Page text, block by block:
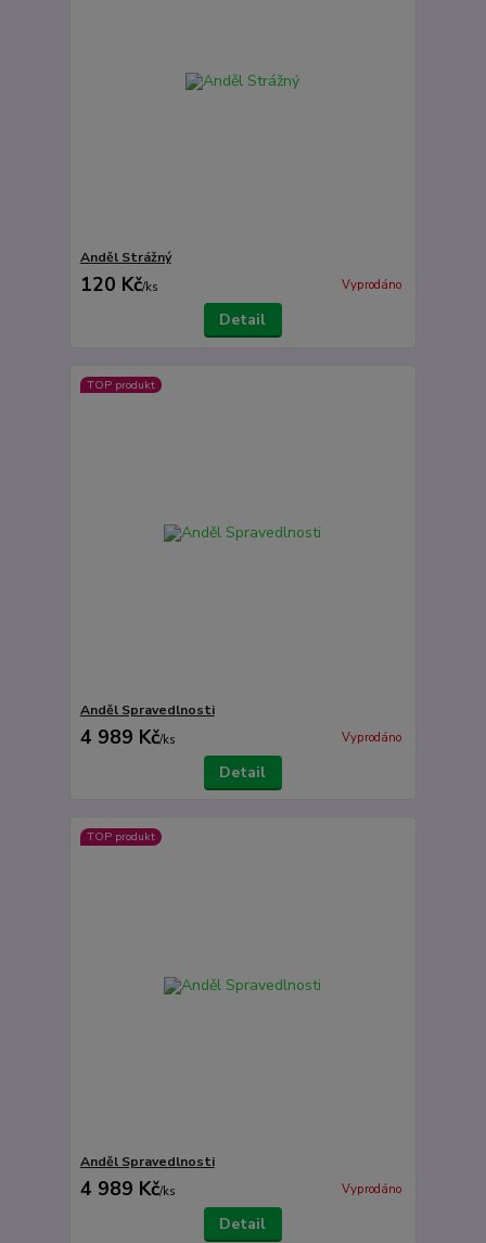
Anděl Strážný
120 Kč/ks Vyprodáno
Detail
TOP produkt
Anděl Spravedlnosti
4 989 Kč/ks Vyprodáno
Detail
TOP produkt
Anděl Spravedlnosti
4 989 Kč/ks Vyprodáno
Detail